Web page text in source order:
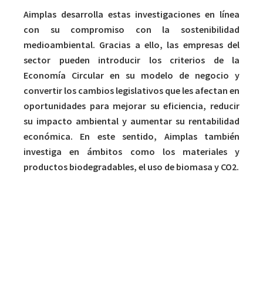
Aimplas desarrolla estas investigaciones en línea
con su compromiso con la sostenibilidad
medioambiental. Gracias a ello, las empresas del
sector pueden introducir los criterios de la
Economía Circular en su modelo de negocio y
convertir los cambios legislativos que les afectan en
oportunidades para mejorar su eficiencia, reducir
su impacto ambiental y aumentar su rentabilidad
económica. En este sentido, Aimplas también
investiga en ámbitos como los materiales y
productos biodegradables, el uso de biomasa y CO2.